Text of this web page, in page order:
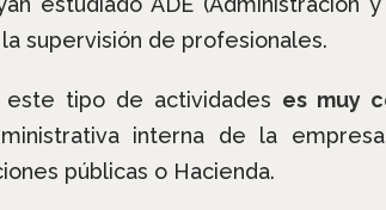
supervisión de profesionales.
este tipo de actividades es muy
interna de la
públicas o Hacienda.